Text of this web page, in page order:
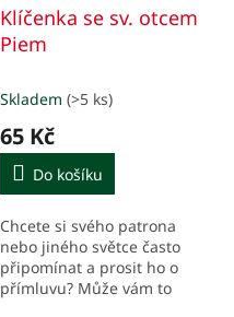
Klíčenka se sv. otcem
Piem
Skladem (>5 ks)
65 Kč
Do košíku
Chcete si svého patrona
nebo jiného světce často
připomínat a prosit ho o
přímluvu? Může vám to